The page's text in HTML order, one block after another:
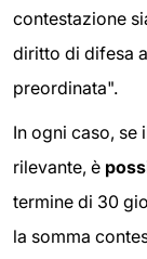
contestazione
diritto di difesa
preordinata".
In ogni caso, se
rilevante, è
termine di 30
la somma